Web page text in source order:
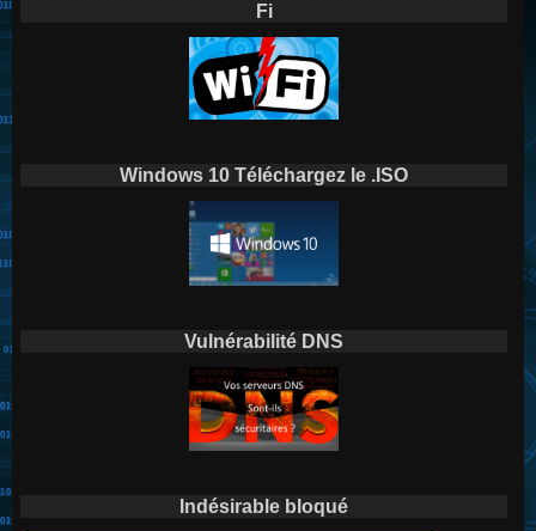
Fi
Windows 10 Téléchargez le .ISO
Vulnérabilité DNS
Indésirable bloqué